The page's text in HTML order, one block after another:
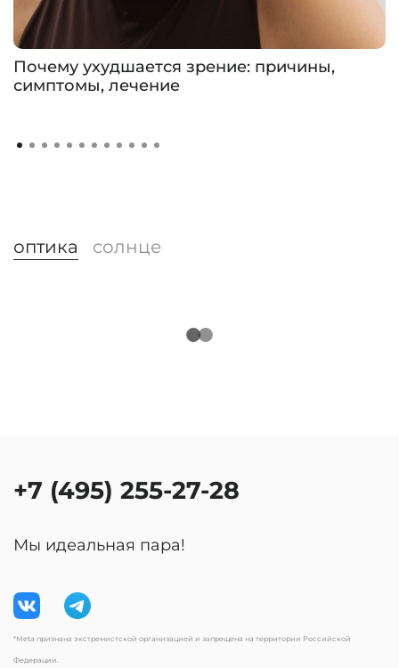
Почему ухудшается зрение: причины,
симптомы, лечение
оптика солнце
+7 (495) 255-27-28
Мы идеальная пара!
*Meta признана экстремистской организацией и запрещена на территории Российской
Федерации.